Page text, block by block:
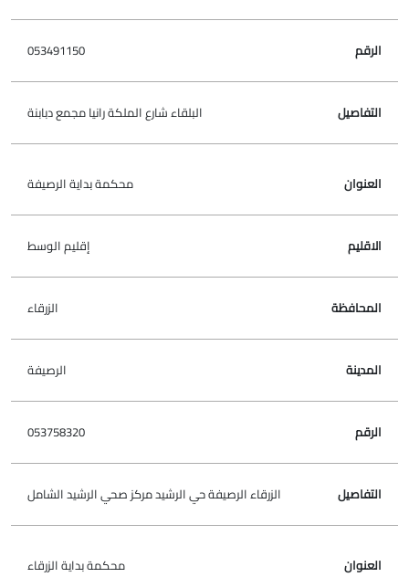
053491150
البلقاء شارع الملكة رانيا مجمع دبابنة
محكمة بداية الرصيفة
إقليم الوسط
الزرقاء
الرصيفة
053758320
الزرقاء الرصيفة حي الرشيد مركز صحي الرشيد الشامل
محكمة بداية الزرقاء